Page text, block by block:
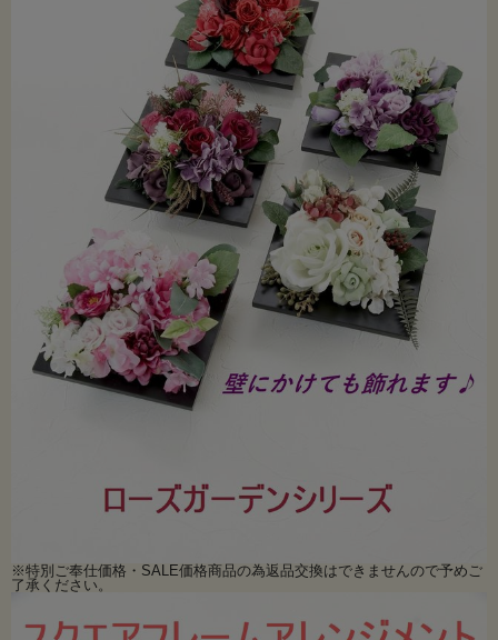
※特別ご奉仕価格・SALE価格商品の為返品交換はできませんので予めご
了承ください。